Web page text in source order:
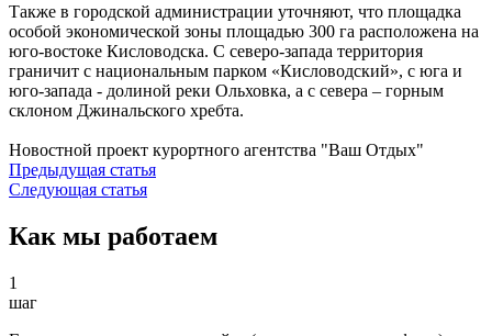
Также в городской администрации уточняют, что площадка
особой экономической зоны площадью 300 га расположена на
юго-востоке Кисловодска. С северо-запада территория
граничит с национальным парком «Кисловодский», с юга и
юго-запада - долиной реки Ольховка, а с севера – горным
склоном Джинальского хребта.
Новостной проект курортного агентства "Ваш Отдых"
Предыдущая статья
Следующая статья
Как мы работаем
1
шаг